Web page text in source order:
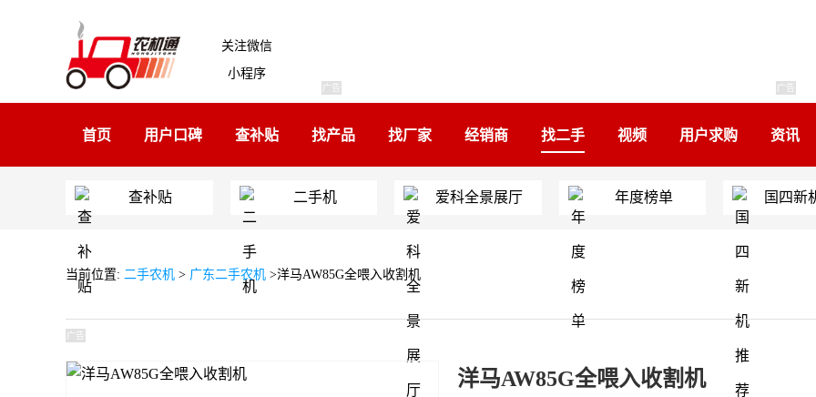
关注微信
小程序
广告 广告
首页 用户口碑 查补贴 找产品 找厂家 经销商 找二手 视频 用户求购 资讯
查补贴 二手机 爱科全景展厅 年度榜单 国四新
当前位置: 二手农机 > 广东二手农机 >洋马AW85G全喂入收割机
广告
洋马AW85G全喂入收割机